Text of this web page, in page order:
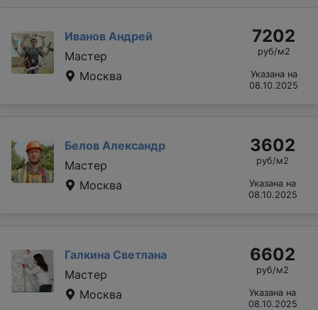
Иванов Андрей
Мастер
Москва
7202
руб/м2
Указана на
08.10.2025
Белов Александр
Мастер
Москва
3602
руб/м2
Указана на
08.10.2025
Галкина Светлана
Мастер
Москва
6602
руб/м2
Указана на
08.10.2025